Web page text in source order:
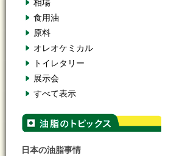
相場
食用油
原料
オレオケミカル
トイレタリー
展示会
すべて表示
日本の油脂事情